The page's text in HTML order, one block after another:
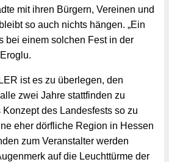
mit ihren Bürgern, Vereinen und
so auch nichts hängen. „Ein
bei einem solchen Fest in der
ist es zu überlegen, den
zwei Jahre stattfinden zu
Konzept des Landesfests so zu
eher dörfliche Region in Hessen
zum Veranstalter werden
auf die Leuchttürme der